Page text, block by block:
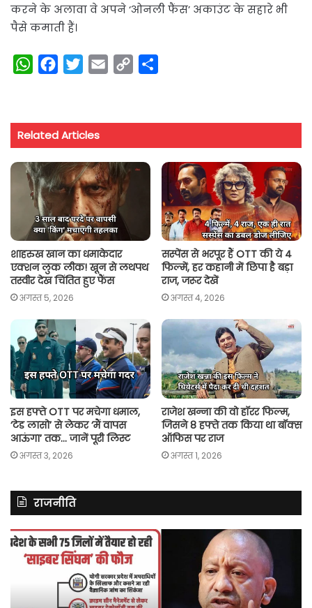
करने के अलावा वे अपने ‘ओनली फैंस’ अकाउंट के सहारे भी
पैसे कमाती हैं।
W
t
s
A
p
p
e
b
o
o
t
t
e
r
i
y
i
r
Related Articles
शाहरुख खान का धमाकेदार
एक्शन लुक लीक! खून से लथपथ
तस्वीर देख चिंतित हुए फैंस
अगस्त 5, 2026
सस्पेंस से भरपूर हैं OTT की ये 4
फिल्में, हर कहानी में छिपा है बड़ा
राज, जरूर देखें
अगस्त 4, 2026
इस हफ्ते OTT पर मचेगा धमाल,
‘टेड लासो’ से लेकर ‘मैं वापस
आऊंगा’ तक… जानें पूरी लिस्ट
अगस्त 3, 2026
राजेश खन्ना की वो हॉरर फिल्म,
जिसने 8 हफ्ते तक किया था बॉक्स
ऑफिस पर राज
अगस्त 1, 2026
राजनीति
दर्ज
मामले
में